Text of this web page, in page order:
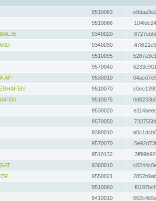
9510063
9510066
9340020
9340030
9510095
9570040
AP
9530010
9510070
9510075
9530020
9570050
9390010
9570070
9510132
9360010
9550021
9510060
9410010